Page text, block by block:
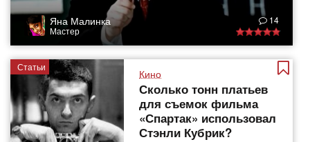
Яна Малинка
Мастер
14
Статьи
Кино
Сколько тонн платьев
для съемок фильма
«Спартак» использовал
Стэнли Кубрик?